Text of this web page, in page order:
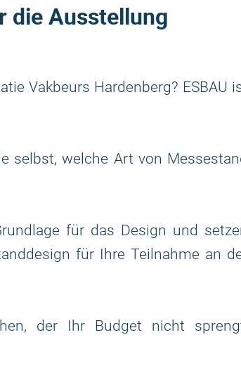
die Ausstellung
Vakbeurs Hardenberg? ESBAU
selbst, welche Art von
für das Design und
für Ihre Teilnahme an
der Ihr Budget nicht